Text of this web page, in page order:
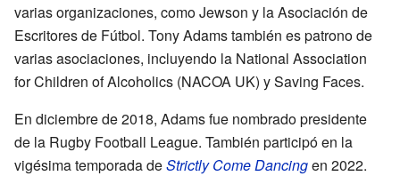
varias organizaciones, como Jewson y la Asociación de
Escritores de Fútbol. Tony Adams también es patrono de
varias asociaciones, incluyendo la National Association
for Children of Alcoholics (NACOA UK) y Saving Faces.
En diciembre de 2018, Adams fue nombrado presidente
de la Rugby Football League. También participó en la
vigésima temporada deStrictly Come Dancingen 2022.